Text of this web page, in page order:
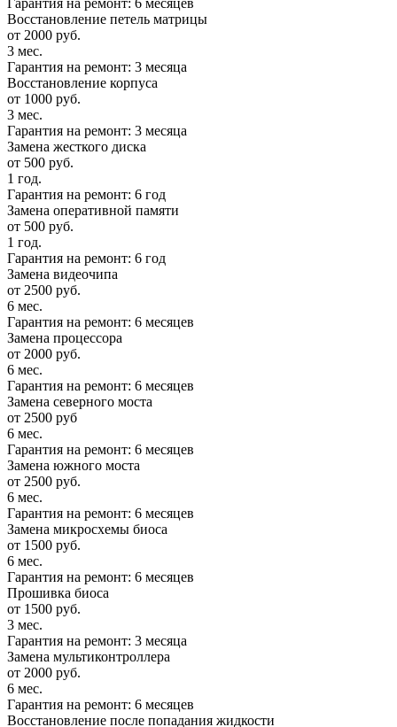
Гарантия на ремонт: 6 месяцев
Восстановление петель матрицы
от 2000 руб.
3 мес.
Гарантия на ремонт: 3 месяца
Восстановление корпуса
от 1000 руб.
3 мес.
Гарантия на ремонт: 3 месяца
Замена жесткого диска
от 500 руб.
1 год.
Гарантия на ремонт: 6 год
Замена оперативной памяти
от 500 руб.
1 год.
Гарантия на ремонт: 6 год
Замена видеочипа
от 2500 руб.
6 мес.
Гарантия на ремонт: 6 месяцев
Замена процессора
от 2000 руб.
6 мес.
Гарантия на ремонт: 6 месяцев
Замена северного моста
от 2500 руб
6 мес.
Гарантия на ремонт: 6 месяцев
Замена южного моста
от 2500 руб.
6 мес.
Гарантия на ремонт: 6 месяцев
Замена микросхемы биоса
от 1500 руб.
6 мес.
Гарантия на ремонт: 6 месяцев
Прошивка биоса
от 1500 руб.
3 мес.
Гарантия на ремонт: 3 месяца
Замена мультиконтроллера
от 2000 руб.
6 мес.
Гарантия на ремонт: 6 месяцев
Восстановление после попадания жидкости